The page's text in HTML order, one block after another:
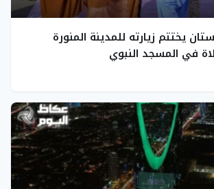
يختتم زيارته للمدينة المنورة
في المسجد النبوي